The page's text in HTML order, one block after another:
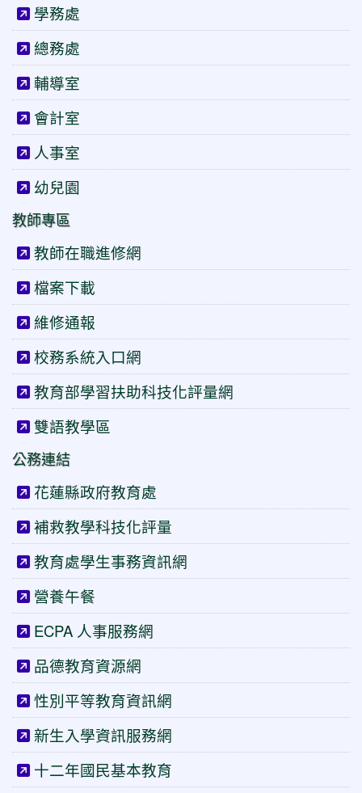
學務處
總務處
輔導室
會計室
人事室
幼兒園
教師專區
教師在職進修網
檔案下載
維修通報
校務系統入口網
教育部學習扶助科技化評量網
雙語教學區
公務連結
花蓮縣政府教育處
補救教學科技化評量
教育處學生事務資訊網
營養午餐
ECPA 人事服務網
品德教育資源網
性別平等教育資訊網
新生入學資訊服務網
十二年國民基本教育